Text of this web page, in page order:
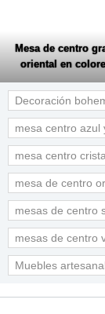
Mesa de centro
oriental en
Decoración
mesa centro azul
mesa centro
mesa de centro
mesas de centro
mesas de centro
Muebles